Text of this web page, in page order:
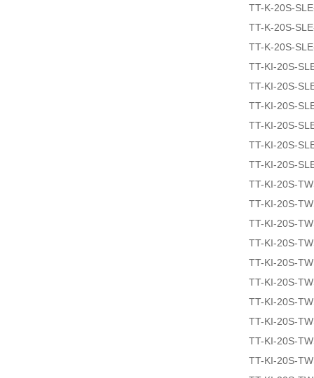
TT-K-20S-
TT-K-20S-
TT-K-20S-
TT-KI-20S-
TT-KI-20S-
TT-KI-20S-
TT-KI-20S-
TT-KI-20S-
TT-KI-20S-
TT-KI-20S-
TT-KI-20S-
TT-KI-20S-
TT-KI-20S-
TT-KI-20S-
TT-KI-20S-
TT-KI-20S-
TT-KI-20S-
TT-KI-20S-
TT-KI-20S-